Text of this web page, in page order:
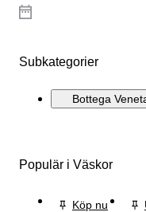
Subkategorier
Bottega
Populär i Väskor
Köp nu